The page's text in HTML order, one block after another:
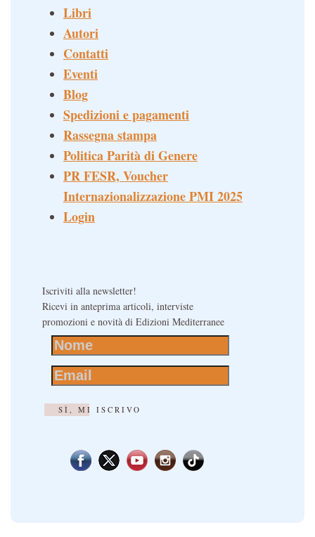
Libri
Autori
Contatti
Eventi
Blog
Spedizioni e pagamenti
Rassegna stampa
Politica Parità di Genere
PR FESR, Voucher
Internazionalizzazione PMI 2025
Login
Iscriviti alla newsletter!
Ricevi in anteprima articoli, interviste
promozioni e novità di Edizioni Mediterranee
SÌ, MI ISCRIVO